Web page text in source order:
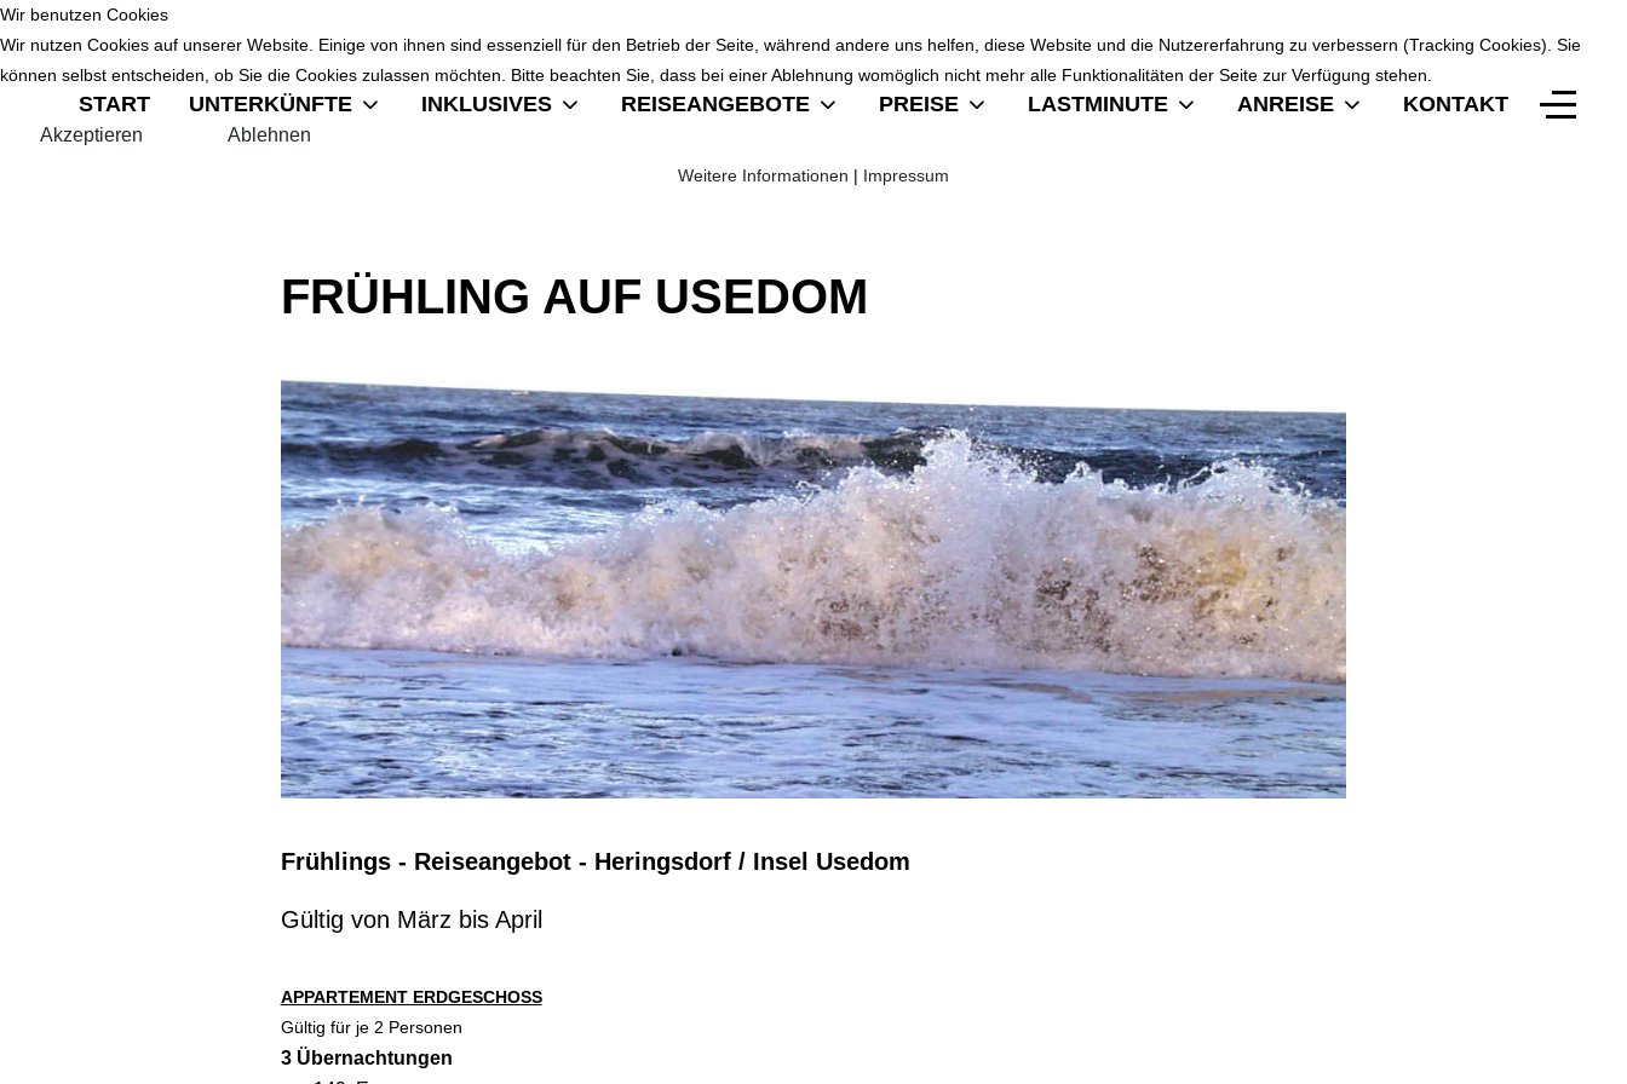
START UNTERKÜNFTE INKLUSIVES REISEANGEBOTE PREISE LASTMINUTE ANREISE KONTAKT
FRÜHLING AUF USEDOM
Frühlings - Reiseangebot - Heringsdorf / Insel Usedom
Gültig von März bis April
APPARTEMENT ERDGESCHOSS
Gültig für je 2 Personen
3 Übernachtungen
Wir benutzen Cookies
Wir nutzen Cookies auf unserer Website. Einige von ihnen sind essenziell für den Betrieb der Seite, während andere uns helfen, diese Website und die Nutzererfahrung zu verbessern (Tracking Cookies). Sie
können selbst entscheiden, ob Sie die Cookies zulassen möchten. Bitte beachten Sie, dass bei einer Ablehnung womöglich nicht mehr alle Funktionalitäten der Seite zur Verfügung stehen.
Akzeptieren Ablehnen
Weitere Informationen | Impressum